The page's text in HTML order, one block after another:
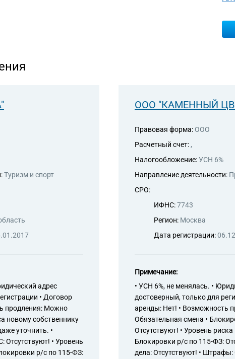
Туризм и спорт
адрес
• Договор
продления: Можно
новому собственнику
уточнить. •
• Уровень
р/с по 115-ФЗ:
ООО "КАМЕННЫЙ
Правовая форма: ООО
Расчетный счет: ,
Налогообложение:УСН 6%
Направление деятельности:
СРО:
ИФНС:7743
Регион: Москва
Дата регистрации:
Примечание:
• УСН 6%, не менялась. •
достоверный, только для
аренды: Нет! • Возможность
Обязательная смена •
Отсутствуют! • Уровень
Блокировки р/с по 115-ФЗ:
дела: Отсутствуют! • Штрафы: